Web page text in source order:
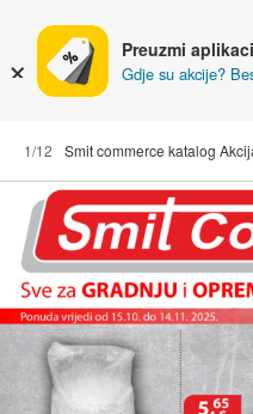
Preuzmi
Gdje su akcije?
1/12 Smit commerce katalog